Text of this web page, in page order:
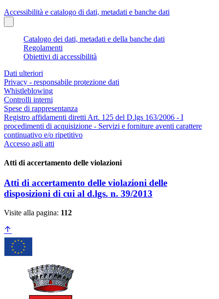
Accessibilità e catalogo di dati, metadati e banche dati
Catalogo dei dati, metadati e della banche dati
Regolamenti
Obiettivi di accessibilità
Dati ulteriori
Privacy - responsabile protezione dati
Whistleblowing
Controlli interni
Spese di rappresentanza
Registro affidamenti diretti Art. 125 del D.lgs 163/2006 - I
procedimenti di acquisizione - Servizi e forniture aventi carattere
continuativo e/o ripetitivo
Accesso agli atti
Atti di accertamento delle violazioni
Atti di accertamento delle violazioni delle
disposizioni di cui al d.lgs. n. 39/2013
Visite alla pagina: 112